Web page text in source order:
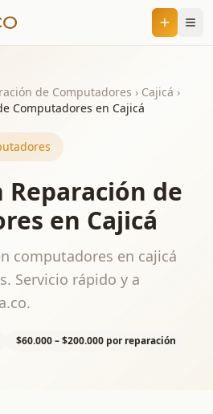
de Computadores › Cajicá ›
Computadores en Cajicá
Reparación de
en Cajicá
computadores en cajicá
Servicio rápido y a
$60.000 – $200.000 por reparación